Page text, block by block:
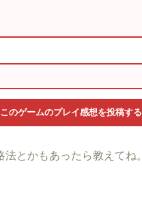
とかもあったら教えてね。